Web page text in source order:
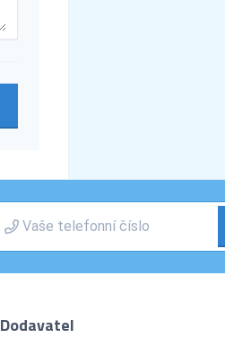
Dodavatel